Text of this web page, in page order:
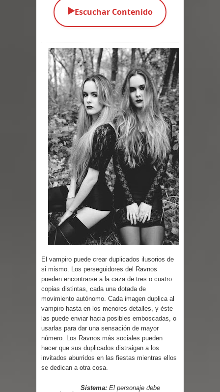
Parte 05: Los Horrores del Infierno
Parte 03: La Traición
Parte 02: Vuelve el Hijo Prodigo
Parte 01: El Comienzo
Parte 01: El Enemigo Interior
Exaltados y Muertos Vivientes
Los Muertos se Levantan (Relato)
Los Monstruos más Buscados
Parte 09: Los Muertos Cuentan
Cuentos
▶️Escuchar Contenido
El vampiro puede crear duplicados ilusorios de
si mismo. Los perseguidores del Ravnos
pueden encontrarse a la caza de tres o cuatro
copias distintas, cada una dotada de
movimiento autónomo. Cada imagen duplica al
vampiro hasta en los menores detalles, y éste
las puede enviar hacia posibles emboscadas, o
usarlas para dar una sensación de mayor
número. Los Ravnos más sociales pueden
hacer que sus duplicados distraigan a los
invitados aburridos en las fiestas mientras ellos
se dedican a otra cosa.
Sistema: El personaje debe